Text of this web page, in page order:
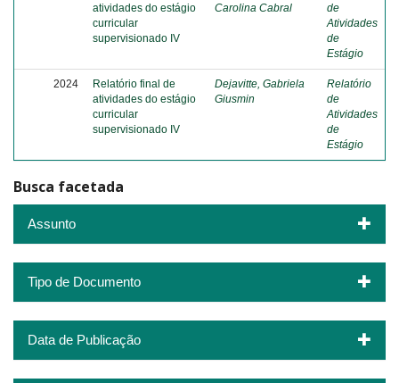
atividades do estágio
curricular
supervisionado IV
Carolina Cabral
de
Atividades
de
Estágio
2024
Relatório final de
atividades do estágio
curricular
supervisionado IV
Dejavitte, Gabriela
Giusmin
Relatório
de
Atividades
de
Estágio
Busca facetada
Assunto
Tipo de Documento
Data de Publicação